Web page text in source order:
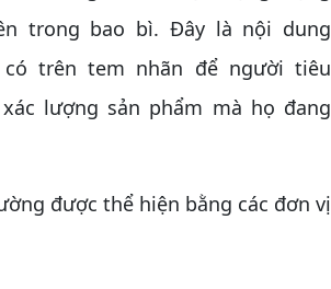
trong bao bì. Đây là nội dung
trên tem nhãn để người tiêu
lượng sản phẩm mà họ đang
được thể hiện bằng các đơn vị